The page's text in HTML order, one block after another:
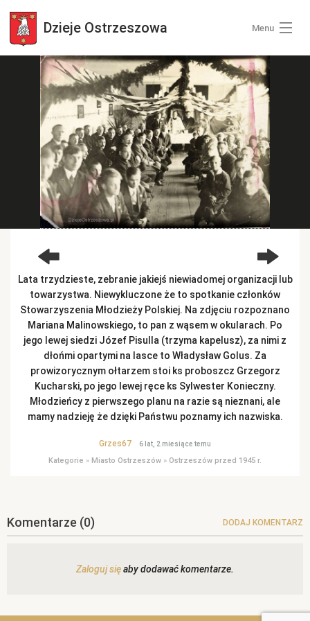
Dzieje Ostrzeszowa Menu
Wszystkie zdjęcia
Kategorie zdjęć
Zaloguj się
+ Dodaj zdjęcia
Lata trzydzieste, zebranie jakiejś niewiadomej organizacji lub
towarzystwa. Niewykluczone że to spotkanie członków
Stowarzyszenia Młodzieży Polskiej. Na zdjęciu rozpoznano
Mariana Malinowskiego, to pan z wąsem w okularach. Po
jego lewej siedzi Józef Pisulla (trzyma kapelusz), za nimi z
dłońmi opartymi na lasce to Władysław Golus. Za
prowizorycznym ołtarzem stoi ks proboszcz Grzegorz
Kucharski, po jego lewej ręce ks Sylwester Konieczny.
Młodzieńcy z pierwszego planu na razie są nieznani, ale
mamy nadzieję że dzięki Państwu poznamy ich nazwiska.
Grzes67 6 lat, 2 miesiące temu
Kategorie » Miasto Ostrzeszów » Ostrzeszów przed 1945 r.
Komentarze (0) DODAJ KOMENTARZ
Zaloguj sięaby dodawać komentarze.